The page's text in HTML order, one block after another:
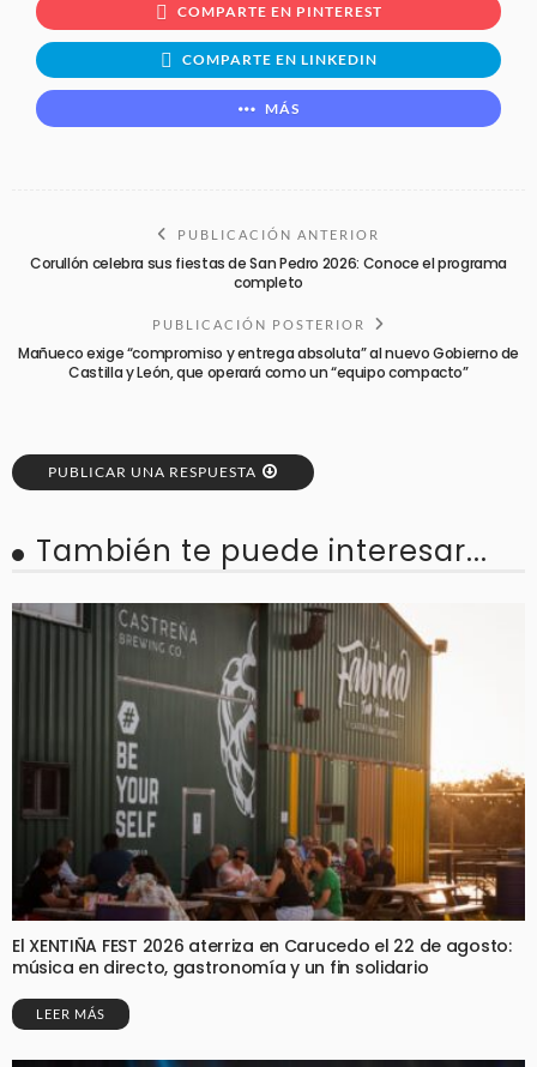
COMPARTE EN PINTEREST
COMPARTE EN LINKEDIN
MÁS
PUBLICACIÓN ANTERIOR
Corullón celebra sus fiestas de San Pedro 2026: Conoce el programa
completo
PUBLICACIÓN POSTERIOR
Mañueco exige “compromiso y entrega absoluta” al nuevo Gobierno de
Castilla y León, que operará como un “equipo compacto”
PUBLICAR UNA RESPUESTA
También te puede interesar...
El XENTIÑA FEST 2026 aterriza en Carucedo el 22 de agosto:
música en directo, gastronomía y un fin solidario
LEER MÁS